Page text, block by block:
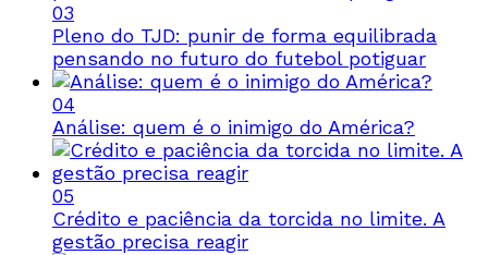
03
Pleno do TJD: punir de forma equilibrada
pensando no futuro do futebol potiguar
04
Análise: quem é o inimigo do América?
05
Crédito e paciência da torcida no limite. A
gestão precisa reagir